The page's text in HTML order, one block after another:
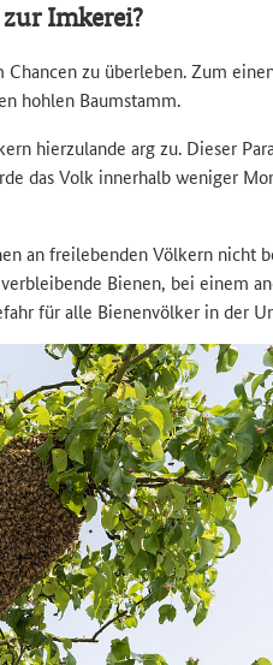
Imkerei?
zu überleben. Zum
hohlen Baumstamm.
hierzulande arg zu. Dieser
das Volk innerhalb weniger
an freilebenden Völkern nicht
Bienen, bei einem
für alle Bienenvölker in der